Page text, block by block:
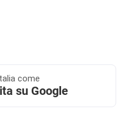
come
su Google